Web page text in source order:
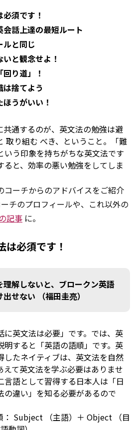
須です！
話上達の最短ルート
ルと同じ
と観念せよ！
り道」！
捨てよう
うがいい！
共通するのが、英文法の勉強は避
取り組む べき、ということ。「難
いう印象を持ちがちな英文法です
と、効率の悪い勉強をしてしま
コーチからのアドバイスをご紹介
チのプロフィールや、これ以外の
記事 に。
は必須です！
理解しないと、ブロークン英語
せない （福田圭亮）
英文法は必要」です。では、英
すると「英語の語順」です。英
したネイティブは、英文法を自然
えて英文法を学ぶ必要はありませ
言語として習得する日本人は「日
の違い」を知る必要があるので
Subject （主語）＋ Object （目